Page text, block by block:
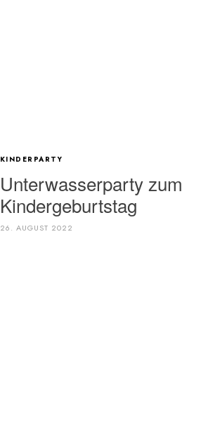
KINDERPARTY
Unterwasserparty zum
Kindergeburtstag
26. AUGUST 2022